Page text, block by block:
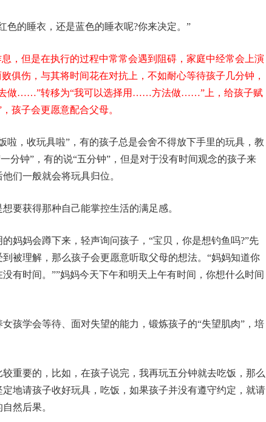
色的睡衣，还是蓝色的睡衣呢?你来决定。”
，但是在执行的过程中常常会遇到阻碍，家庭中经常会上演
俱伤，与其将时间花在对抗上，不如耐心等待孩子几分钟，
去做……”转移为“我可以选择用……方法做……”上，给孩子赋
孩子会更愿意配合父母。
啦，收玩具啦”，有的孩子总是会舍不得放下手里的玩具，教
分钟”，有的说“五分钟”，但是对于没有时间观念的孩子来
们一般就会将玩具归位。
要获得那种自己能掌控生活的满足感。
妈妈会蹲下来，轻声询问孩子，“宝贝，你是想钓鱼吗?”先
被理解，那么孩子会更愿意听取父母的想法。“妈妈知道你
有时间。””妈妈今天下午和明天上午有时间，你想什么时间
孩学会等待、面对失望的能力，锻炼孩子的“失望肌肉”，培
重要的，比如，在孩子说完，我再玩五分钟就去吃饭，那么
地请孩子收好玩具，吃饭，如果孩子并没有遵守约定，就请
然后果。